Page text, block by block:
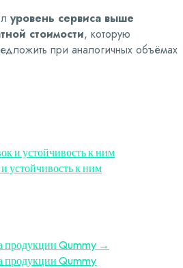
уровень сервиса выше
стоимости, которую
при аналогичных объёмах
и устойчивость к ним
устойчивость к ним
продукции Qummy →
продукции Qummy